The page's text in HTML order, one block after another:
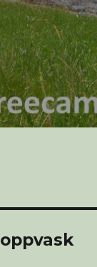
oppvask